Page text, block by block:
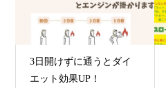
3日開けずに通うとダイ
エット効果UP！